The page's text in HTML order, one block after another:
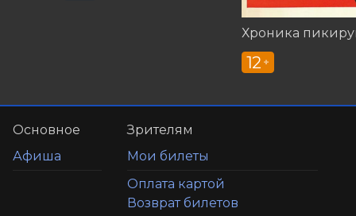
12 +
Основное
Афиша
Зрителям
Мои билеты
Оплата картой
Возврат билетов